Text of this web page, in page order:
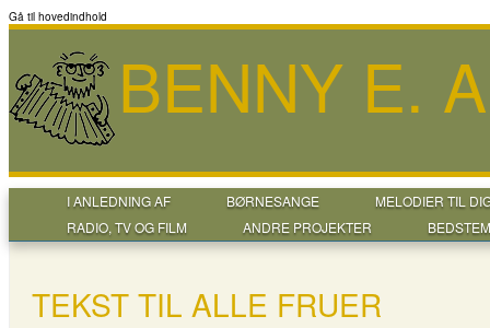
Gå til hovedindhold
BENNY E.
I ANLEDNING AF BØRNESANGE
MELODIER TIL
RADIO, TV OG FILM
ANDRE PROJEKTER
TEKST TIL ALLE FRUER